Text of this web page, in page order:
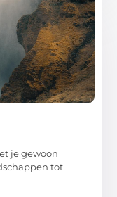
je gewoon
tot